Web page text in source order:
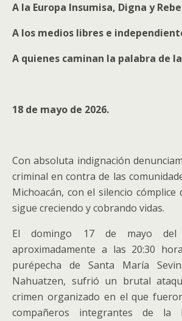
A la Europa Insumisa, Digna y
A los medios libres e
A quienes caminan la palabra de
18 de mayo de 2026.
Con absoluta indignación
criminal en contra de las
Michoacán, con el silencio
sigue creciendo y cobrando vidas.
El domingo 17 de mayo del
aproximadamente a las 20:30
purépecha de Santa María
Nahuatzen, sufrió un brutal
crimen organizado en el que
compañeros integrantes de la